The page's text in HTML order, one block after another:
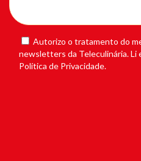
Autorizo o tratamento do
newsletters da Teleculinária. Li
Política de Privacidade.